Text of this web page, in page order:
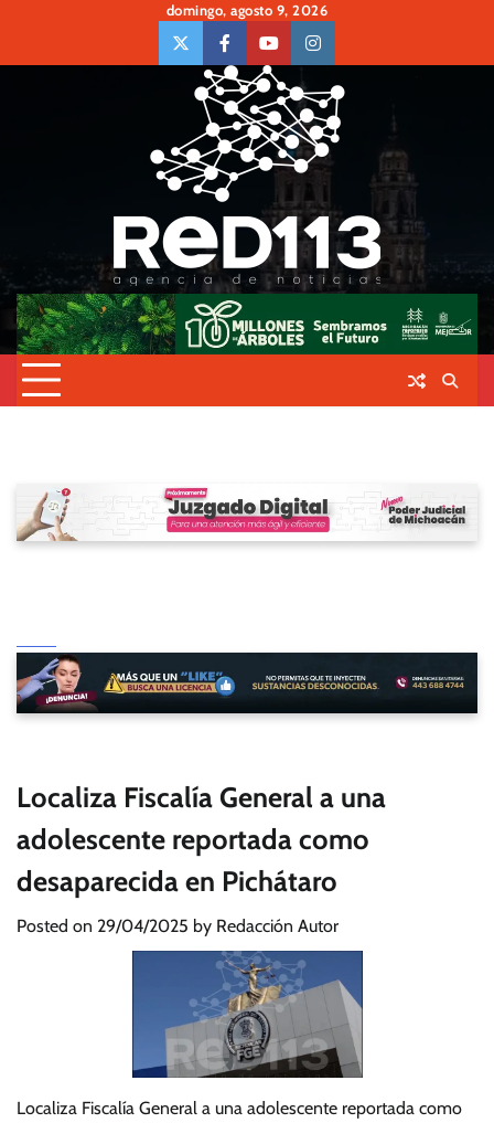
content
domingo, agosto 9, 2026
twiter Face Youtubeinsta
Localiza Fiscalía General a una
adolescente reportada como
desaparecida en Pichátaro
Posted on 29/04/2025 by Redacción Autor
Localiza Fiscalía General a una adolescente reportada como